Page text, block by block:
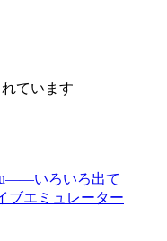
ています